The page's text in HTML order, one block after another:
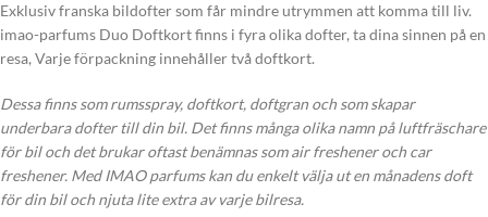
Exklusiv franska bildofter som får mindre utrymmen att komma till liv.
imao-parfums Duo Doftkort finns i fyra olika dofter, ta dina sinnen på en
resa, Varje förpackning innehåller två doftkort.
Dessa finns som rumsspray, doftkort, doftgran och som skapar
underbara dofter till din bil. Det finns många olika namn på luftfräschare
för bil och det brukar oftast benämnas som air freshener och car
freshener. Med IMAO parfums kan du enkelt välja ut en månadens doft
för din bil och njuta lite extra av varje bilresa.